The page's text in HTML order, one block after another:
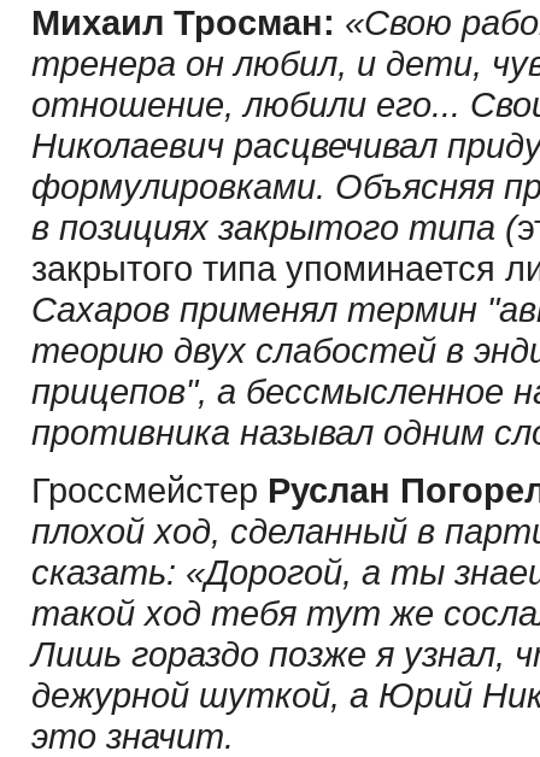
Михаил Тросман: «Свою
тренера он любил, и дети,
отношение, любили его...
Николаевич расцвечивал
формулировками. Объясняя
в позициях закрытого типа (
закрытого типа упоминается
Сахаров применял термин
теорию двух слабостей в
прицепов", а бессмысленное
противника называл одним
Гроссмейстер Руслан
плохой ход, сделанный в
сказать: «Дорогой, а ты
такой ход тебя тут же
Лишь гораздо позже я узнал,
дежурной шуткой, а Юрий
это значит.